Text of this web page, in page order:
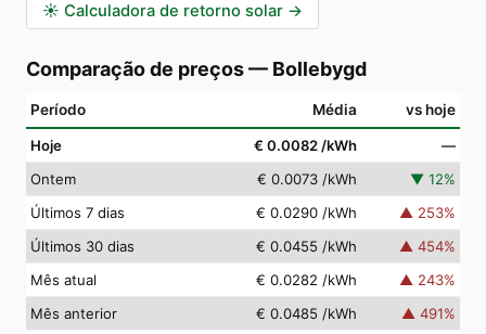
☀️ Calculadora de retorno solar →
Comparação de preços— Bollebygd
Período Média vs hoje
Hoje € 0.0082 /kWh
—
Ontem
€ 0.0073 /kWh ▼ 12%
Últimos 7 dias
€ 0.0290 /kWh ▲ 253%
Últimos 30 dias
€ 0.0455 /kWh ▲ 454%
Mês atual
€ 0.0282 /kWh ▲ 243%
Mês anterior
€ 0.0485 /kWh ▲ 491%